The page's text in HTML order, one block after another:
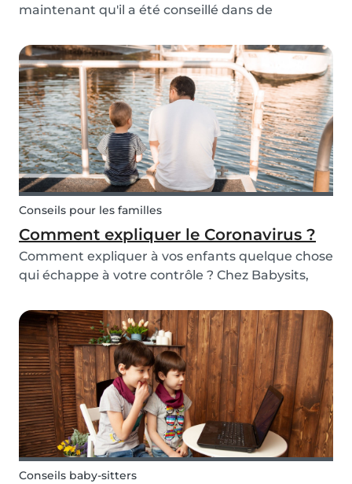
maintenant qu'il a été conseillé dans de
possible et de ne pas sortir si vous ne vous sentez
pas bien. Pour certaines personnes, ce conseil
frappe beau...
Conseils pour les familles
Comment expliquer le Coronavirus ?
Comment expliquer à vos enfants quelque chose
qui échappe à votre contrôle ? Chez Babysits,
sujets importants comme le Coronavirus (Covid-
19) d'une manière adaptée aux enfants. Si vos
enfan...
Conseils baby-sitters